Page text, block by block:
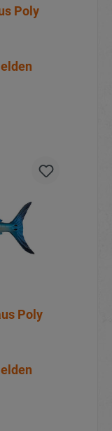
Poly
Poly